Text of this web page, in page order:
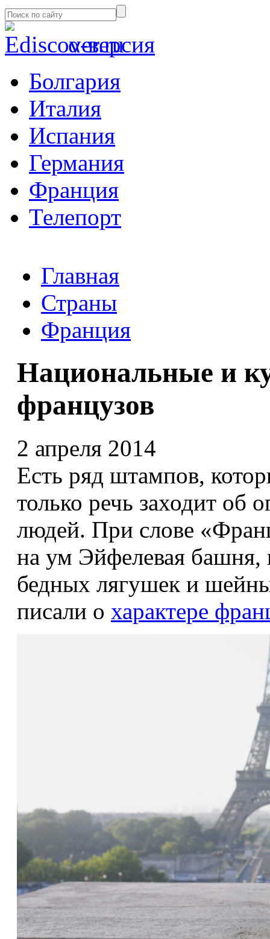
α-версия
Болгария
Италия
Испания
Германия
Франция
Телепорт
Главная
Страны
Франция
Национальные и
французов
2 апреля 2014
Есть ряд штампов,
только речь заходит об
людей. При слове
на ум Эйфелевая башня,
бедных лягушек и
писали о характере